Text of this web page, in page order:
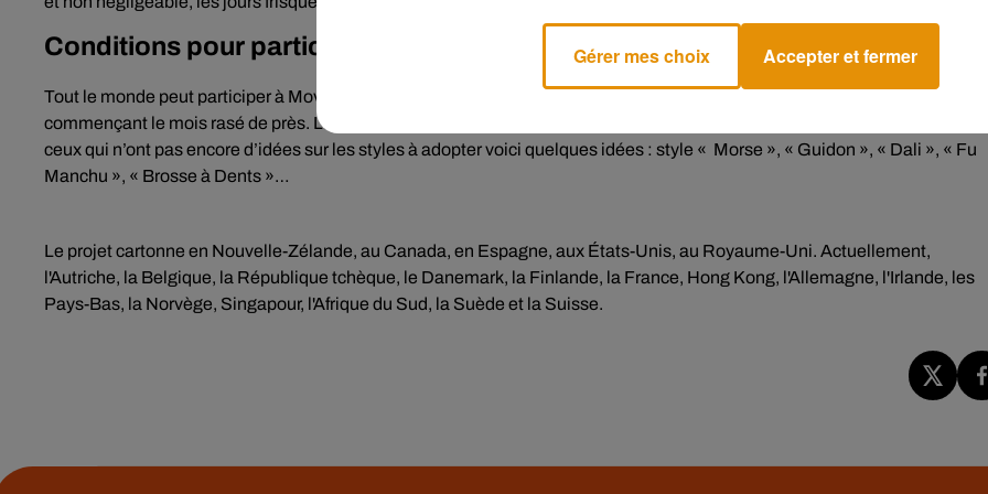
Conditions pour participer à Movember :
Tout le monde peut participer à Movember, à condition de rester éloigné du rasoir ou de la tondeuse pendant 30 jours et en
commençant le mois rasé de près. Les barbes, qui amoindrissent l’effet visuel de la moustache ne sont pas autorisées.
ceux qui n’ont pas encore d’idées sur les styles à adopter voici quelques idées : style « Morse », « Guidon », « Dali », « Fu
Manchu », « Brosse à Dents »…
Le projet cartonne en Nouvelle-Zélande, au Canada, en Espagne, aux États-Unis, au Royaume-Uni. Actuellement,
l'Autriche, la Belgique, la République tchèque, le Danemark, la Finlande, la France, Hong Kong, l'Allemagne, l'Irlande, les
Pays-Bas, la Norvège, Singapour, l'Afrique du Sud, la Suède et la Suisse.
Gérer mes choix Accepter et fermer